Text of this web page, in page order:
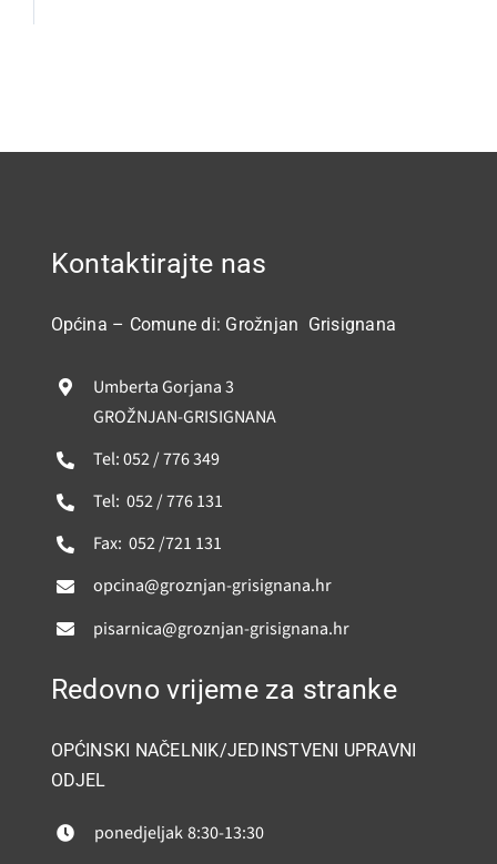
Kontaktirajte nas
Općina – Comune di: Grožnjan Grisignana
Umberta Gorjana 3
GROŽNJAN-GRISIGNANA
Tel: 052 / 776 349
Tel: 052 / 776 131
Fax: 052 /721 131
opcina@groznjan-grisignana.hr
pisarnica@groznjan-grisignana.hr
Redovno vrijeme za stranke
OPĆINSKI NAČELNIK/JEDINSTVENI UPRAVNI
ODJEL
ponedjeljak8:30-13:30